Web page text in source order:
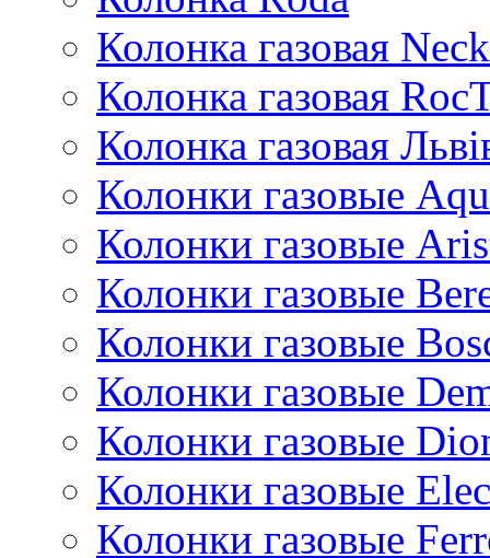
Колонка газовая
Колонка газовая
Колонка газовая
Колонки газовые
Колонки газовые
Колонки газовые
Колонки газовые
Колонки газовые
Колонки газовые
Колонки газовые
Колонки газовые